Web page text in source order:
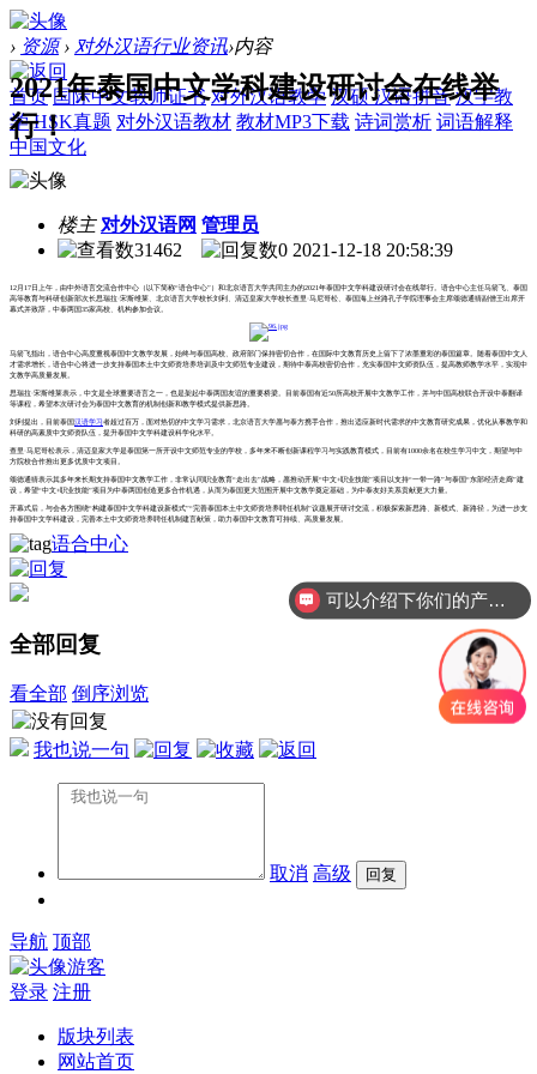
› 资源 › 对外汉语行业资讯›内容
首页 国际中文教师证书 对外汉语教学 汉硕汉语拼音 汉字教
学 HSK真题 对外汉语教材 教材MP3下载 诗词赏析 词语解释
中国文化
2021年泰国中文学科建设研讨会在线举
行！
楼主 对外汉语网 管理员
31462
0 2021-12-18 20:58:39
12月17日上午，由中外语言交流合作中心（以下简称“语合中心”）和北京语言大学共同主办的2021年泰国中文学科建设研讨会在线举行。语合中心主任马箭飞、泰国
高等教育与科研创新部次长思瑞拉·宋斯维莱、北京语言大学校长刘利、清迈皇家大学校长查里·马尼哥松、泰国海上丝路孔子学院理事会主席颂德通猜副僧王出席开
幕式并致辞，中泰两国35家高校、机构参加会议。
马箭飞指出，语合中心高度重视泰国中文教学发展，始终与泰国高校、政府部门保持密切合作，在国际中文教育历史上留下了浓墨重彩的泰国篇章。随着泰国中文人
才需求增长，语合中心将进一步支持泰国本土中文师资培养培训及中文师范专业建设，期待中泰高校密切合作，充实泰国中文师资队伍，提高教师教学水平，实现中
文教学高质量发展。
思瑞拉·宋斯维莱表示，中文是全球重要语言之一，也是架起中泰两国友谊的重要桥梁。目前泰国有近50所高校开展中文教学工作，并与中国高校联合开设中泰翻译
等课程，希望本次研讨会为泰国中文教育的机制创新和教学模式提供新思路。
刘利提出，目前泰国汉语学习 者超过百万，面对热切的中文学习需求，北京语言大学愿与泰方携手合作，推出适应新时代需求的中文教育研究成果，优化从事教学和
科研的高素质中文师资队伍，提升泰国中文学科建设科学化水平。
查里·马尼哥松表示，清迈皇家大学是泰国第一所开设中文师范专业的学校，多年来不断创新课程学习与实践教育模式，目前有1000余名在校生学习中文，期望与中
方院校合作推出更多优质中文项目。
颂德通猜表示其多年来长期支持泰国中文教学工作，非常认同职业教育“走出去”战略，愿推动开展“中文+职业技能”项目以支持“一带一路”与泰国“东部经济走廊”建
设，希望“中文+职业技能”项目为中泰两国创造更多合作机遇，从而为泰国更大范围开展中文教学奠定基础，为中泰友好关系贡献更大力量。
开幕式后，与会各方围绕“构建泰国中文学科建设新模式”“完善泰国本土中文师资培养聘任机制”议题展开研讨交流，积极探索新思路、新模式、新路径，为进一步支
持泰国中文学科建设，完善本土中文师资培养聘任机制建言献策，助力泰国中文教育可持续、高质量发展。
语合中心
全部回复
看全部 倒序浏览
我也说一句
取消 高级
导航 顶部
游客
登录 注册
版块列表
网站首页
可以介绍下你们的产品么？